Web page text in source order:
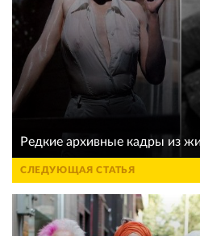
Редкие архивные кадры из
СЛЕДУЮЩАЯ СТАТЬЯ